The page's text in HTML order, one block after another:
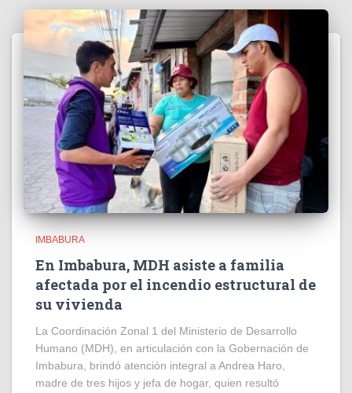
IMBABURA
En Imbabura, MDH asiste a familia
afectada por el incendio estructural de
su vivienda
La Coordinación Zonal 1 del Ministerio de Desarrollo
Humano (MDH), en articulación con la Gobernación de
Imbabura, brindó atención integral a Andrea Haro,
madre de tres hijos y jefa de hogar, quien resultó